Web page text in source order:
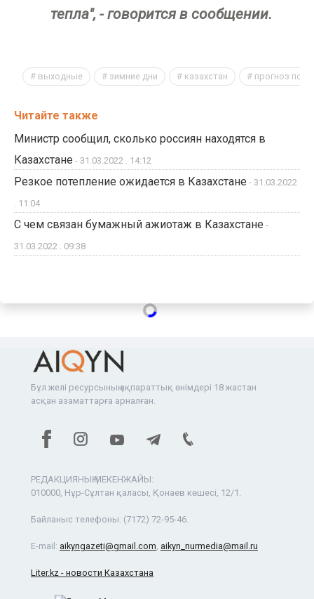
тепла", - говорится в сообщении.
выходные зимние дни казахстан прогноз
Читайте также
Министр сообщил, сколько россиян находятся в
Казахстане - 31.03.2022 . 14:12
Резкое потепление ожидается в Казахстане - 31.03.2022
. 11:04
С чем связан бумажный ажиотаж в Казахстане -
31.03.2022 . 09:38
Бұл желі ресурсының ақпараттық өнімдері 18 жастан
асқан азаматтарға арналған.
РЕДАКЦИЯНЫҢ МЕКЕНЖАЙЫ:
010000, Нұр-Сұлтан қаласы, Қонаев көшесі, 12/1.
Байланыс телефоны: (7172) 72-95-46.
E-mail: aikyngazeti@gmail.com aikyn_nurmedia@mail.ru
Liter.kz - новости Казахстана